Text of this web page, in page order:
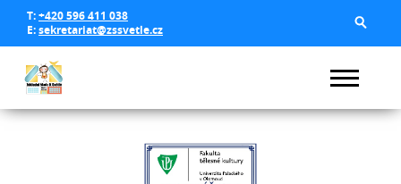
T:+420 596 411 038
E:sekretariat@zssvetle.cz